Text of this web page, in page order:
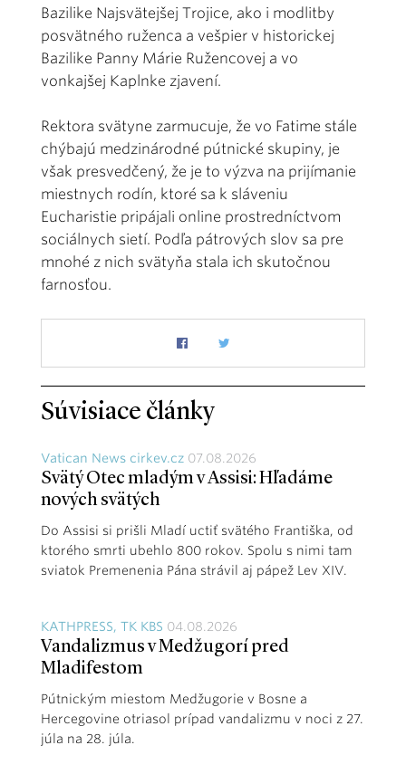
Bazilike Najsvä­tejšej Trojice, ako i modlitby
posvätného ruženca a vešpier v historickej
Bazilike Panny Márie Ružencovej a vo
vonkajšej Kaplnke zjavení.
Rektora svätyne zarmucuje, že vo Fatime stále
chýbajú medzinárodné pútnické skupiny, je
však presvedčený, že je to výzva na prijímanie
miestnych rodín, ktoré sa k sláveniu
Eucharistie pripájali online prostredníctvom
sociálnych sietí. Podľa pátrových slov sa pre
mnohé z nich svätyňa stala ich skutočnou
farnosťou.
Súvisiace články
Vatican News cirkev.cz 07.08.2026
Svätý Otec mladým v Assisi: Hľadáme
nových svätých
Do Assisi si prišli Mladí uctiť svätého Františka, od
ktorého smrti ubehlo 800 rokov. Spolu s nimi tam
sviatok Premenenia Pána strávil aj pápež Lev XIV.
KATHPRESS, TK KBS 04.08.2026
Vandalizmus v Medžugorí pred
Mladifestom
Pútnickým miestom Medžugorie v Bosne a
Hercegovine otriasol prípad vandalizmu v noci z 27.
júla na 28. júla.